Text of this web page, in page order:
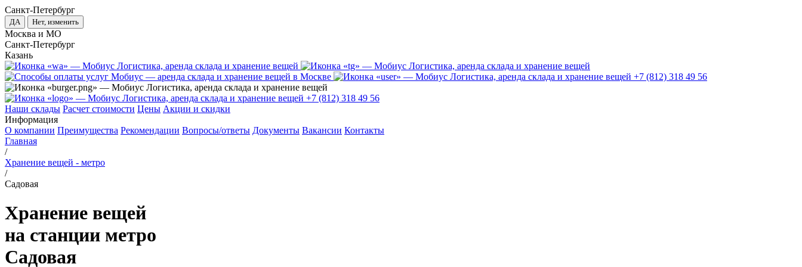
Санкт-Петербург
ДА Нет, изменить
Москва и МО
Санкт-Петербург
Казань
+7 (812) 318 49 56
+7 (812) 318 49 56
Наши склады Расчет стоимости Цены Акции и скидки
Информация
О компании Преимущества Рекомендации Вопросы/ответы Документы Вакансии Контакты
Главная
/
Хранение вещей - метро
/
Садовая
Хранение вещей
на станции метро
Садовая